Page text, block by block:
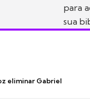
para
sua
eliminar Gabriel